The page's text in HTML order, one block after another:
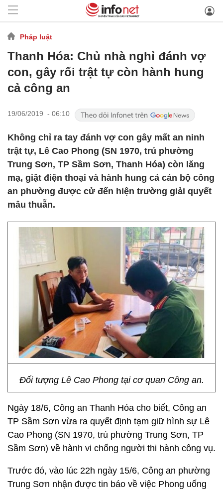
Pháp luật
Thanh Hóa: Chủ nhà nghỉ đánh vợ
con, gây rối trật tự còn hành hung
cả công an
19/06/2019 - 06:10
Không chỉ ra tay đánh vợ con gây mất an ninh
trật tự, Lê Cao Phong (SN 1970, trú phường
Trung Sơn, TP Sầm Sơn, Thanh Hóa) còn lăng
mạ, giật điện thoại và hành hung cả cán bộ công
an phường được cử đến hiện trường giải quyết
mâu thuẫn.
Đối tượng Lê Cao Phong tại cơ quan Công an.
Ngày 18/6, Công an Thanh Hóa cho biết, Công an
TP Sầm Sơn vừa ra quyết định tạm giữ hình sự Lê
Cao Phong (SN 1970, trú phường Trung Sơn, TP
Sầm Sơn) về hành vi chống người thi hành công vụ.
Trước đó, vào lúc 22h ngày 15/6, Công an phường
Trung Sơn nhận được tin báo về việc Phong uống